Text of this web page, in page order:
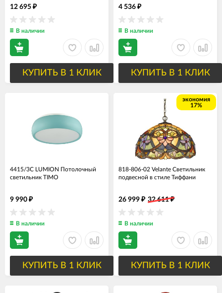
12 695 ₽
В наличии
КУПИТЬ В 1 КЛИК
4 536 ₽
В наличии
КУПИТЬ В 1 КЛИК
4415/3C LUMION Потолочный
светильник TIMO
9 990 ₽
В наличии
КУПИТЬ В 1 КЛИК
экономия
17%
818-806-02 Velante Светильник
подвесной в стиле Тиффани
26 999 ₽ 32 611₽
В наличии
КУПИТЬ В 1 КЛИК